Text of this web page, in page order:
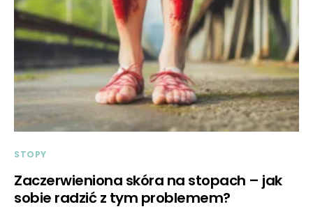
STOPY
Zaczerwieniona skóra na stopach – jak
sobie radzić z tym problemem?